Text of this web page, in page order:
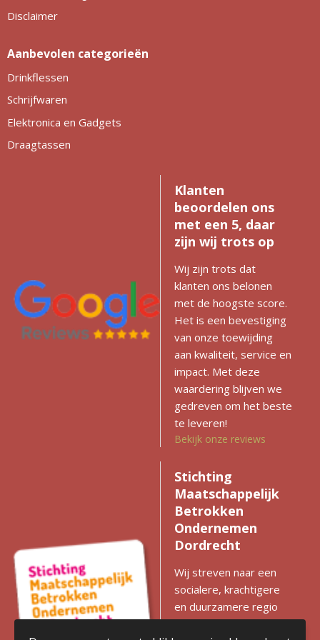
Thule
Kersttassen
Disclaimer
Aanbevolen categorieën
Drinkflessen
Schrijfwaren
Elektronica en Gadgets
Draagtassen
Klanten
beoordelen ons
met een 5, daar
zijn wij trots op
Wij zijn trots dat
klanten ons belonen
met de hoogste score.
Het is een bevestiging
van onze toewijding
aan kwaliteit, service en
impact. Met deze
waardering blijven we
gedreven om het beste
te leveren!
Bekijk onze reviews
Stichting
Maatschappelijk
Betrokken
Ondernemen
Dordrecht
Wij streven naar een
socialere, krachtigere
en duurzamere regio
met gelijke kansen voor